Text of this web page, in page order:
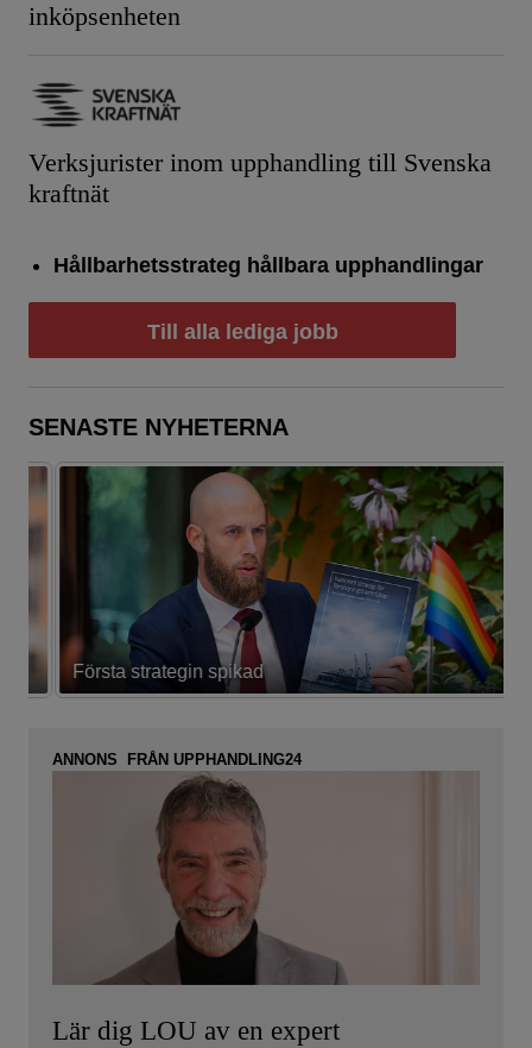
inköpsenheten
Verksjurister inom upphandling till Svenska
kraftnät
Hållbarhetsstrateg hållbara upphandlingar
Till alla lediga jobb
SENASTE NYHETERNA
Första strategin spikad
ANNONS FRÅN UPPHANDLING24
Lär dig LOU av en expert